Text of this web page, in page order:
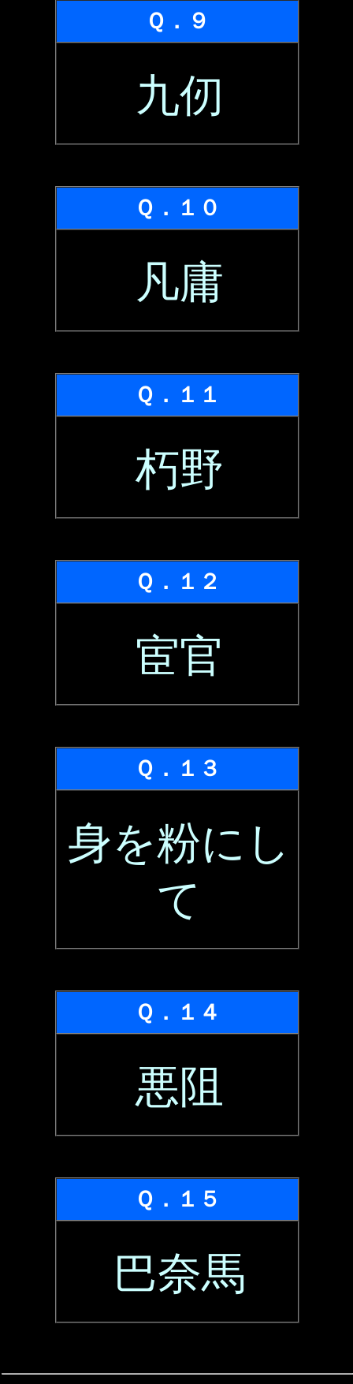
Ｑ．９
九仞
Ｑ．１０
凡庸
Ｑ．１１
朽野
Ｑ．１２
宦官
Ｑ．１３
身を粉にし
て
Ｑ．１４
悪阻
Ｑ．１５
巴奈馬